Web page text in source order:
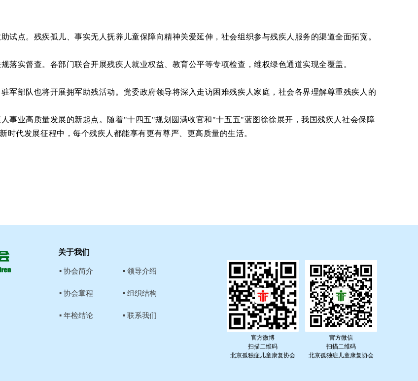
点。残疾孤儿、事实无人抚养儿童保障向精神关爱延伸，社会组织参与残疾人服务的渠道全面拓宽。
实督查。各部门联合开展残疾人就业权益、教育公平等专项检查，维权绿色通道实现全覆盖。
部队也将开展拥军助残活动。党委政府领导将深入走访困难残疾人家庭，社会各界理解尊重残疾人的
事业高质量发展的新起点。随着"十四五"规划圆满收官和"十五五"蓝图徐徐展开，我国残疾人社会保障
代发展征程中，每个残疾人都能享有更有尊严、更高质量的生活。
关于我们
▪ 协会简介
▪ 协会章程
▪ 年检结论
▪ 领导介绍
▪ 组织结构
▪ 联系我们
官方微博
扫描二维码
北京孤独症儿童康复协会
官方微信
扫描二维码
北京孤独症儿童康复协会